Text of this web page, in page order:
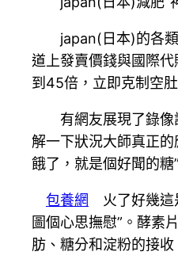
japan(日本)的各類
道上發賣價錢與國際
到45倍，立即克制空
有網友展現了錄像
解一下狀況大師真正
餓了，就是個好聞的糖
包養網 火了好幾這
圖個心思撫慰”。酵素
肪、糖分和淀粉的接